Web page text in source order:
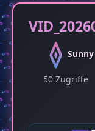
Sunny
50 Zugriffe